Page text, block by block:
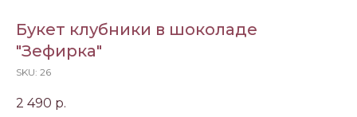
Букет клубники в шоколаде
"Зефирка"
SKU: 26
2 490 р.